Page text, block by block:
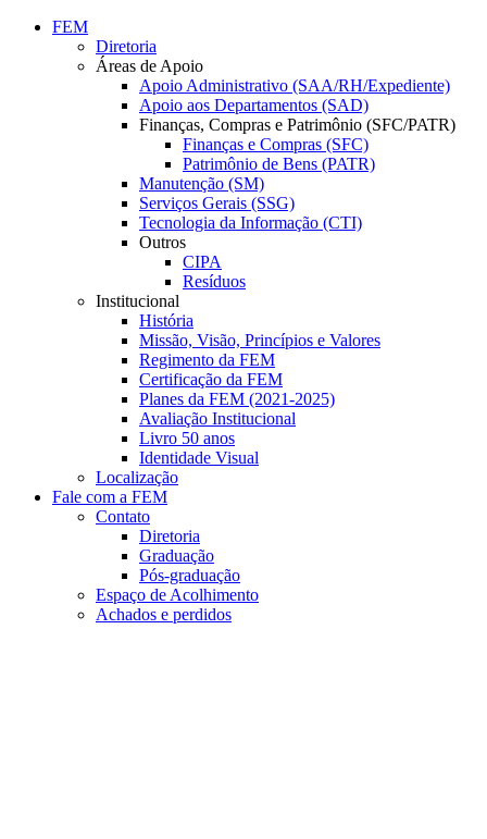
Conteúdo principal
FEM
Diretoria
Áreas de Apoio
Apoio Administrativo (SAA/RH/Expediente)
Apoio aos Departamentos (SAD)
Finanças, Compras e Patrimônio (SFC/PATR)
Finanças e Compras (SFC)
Patrimônio de Bens (PATR)
Manutenção (SM)
Serviços Gerais (SSG)
Tecnologia da Informação (CTI)
Outros
CIPA
Resíduos
Institucional
História
Missão, Visão, Princípios e Valores
Regimento da FEM
Certificação da FEM
Planes da FEM (2021-2025)
Avaliação Institucional
Livro 50 anos
Identidade Visual
Localização
Fale com a FEM
Contato
Diretoria
Graduação
Pós-graduação
Espaço de Acolhimento
Achados e perdidos